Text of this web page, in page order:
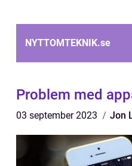
NYTTOMTEKNIK.se
Problem med
03 september 2023 Jon